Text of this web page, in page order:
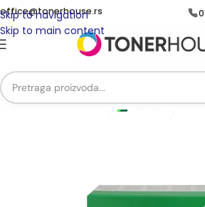
Skip to navigation
Skip to main content
office@tonerhouse.rs
Početna